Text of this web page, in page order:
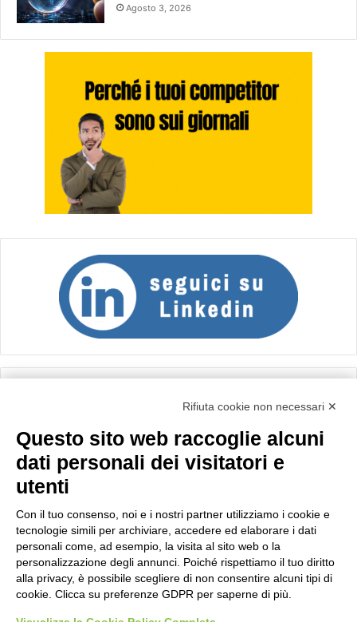
Agosto 3, 2026
Importo netto (€):
Calcola
Rifiuta cookie non necessari ✕
Questo sito web raccoglie alcuni
dati personali dei visitatori e
utenti
Con il tuo consenso, noi e i nostri partner utilizziamo i cookie e
tecnologie simili per archiviare, accedere ed elaborare i dati
personali come, ad esempio, la visita al sito web o la
personalizzazione degli annunci. Poiché rispettiamo il tuo diritto
alla privacy, è possibile scegliere di non consentire alcuni tipi di
cookie. Clicca su preferenze GDPR per saperne di più.